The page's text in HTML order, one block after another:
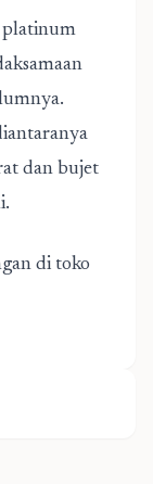
platinum
dan bujet
di toko